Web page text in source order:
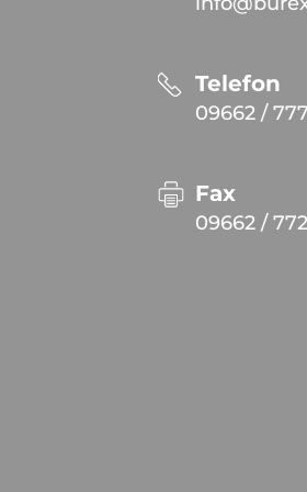
Telefon
09662 /
Fax
09662 /